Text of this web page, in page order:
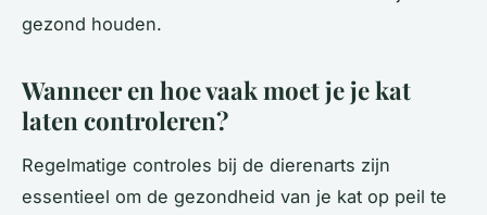
gezond houden.
Wanneer en hoe vaak moet je je kat
laten controleren?
Regelmatige controles bij de dierenarts zijn
essentieel om de gezondheid van je kat op peil te